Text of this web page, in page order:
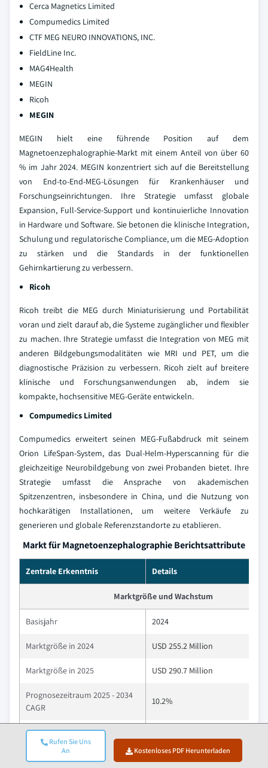
Rufen Sie Uns
An
Kostenloses PDF Herunterladen
Cerca Magnetics Limited
Compumedics Limited
CTF MEG NEURO INNOVATIONS, INC.
FieldLine Inc.
MAG4Health
MEGIN
Ricoh
MEGIN
MEGIN hielt eine führende Position auf dem
Magnetoenzephalographie-Markt mit einem Anteil von über 60
% im Jahr 2024. MEGIN konzentriert sich auf die Bereitstellung
von End-to-End-MEG-Lösungen für Krankenhäuser und
Forschungseinrichtungen. Ihre Strategie umfasst globale
Expansion, Full-Service-Support und kontinuierliche Innovation
in Hardware und Software. Sie betonen die klinische Integration,
Schulung und regulatorische Compliance, um die MEG-Adoption
zu stärken und die Standards in der funktionellen
Gehirnkartierung zu verbessern.
Ricoh
Ricoh treibt die MEG durch Miniaturisierung und Portabilität
voran und zielt darauf ab, die Systeme zugänglicher und flexibler
zu machen. Ihre Strategie umfasst die Integration von MEG mit
anderen Bildgebungsmodalitäten wie MRI und PET, um die
diagnostische Präzision zu verbessern. Ricoh zielt auf breitere
klinische und Forschungsanwendungen ab, indem sie
kompakte, hochsensitive MEG-Geräte entwickeln.
Compumedics Limited
Compumedics erweitert seinen MEG-Fußabdruck mit seinem
Orion LifeSpan-System, das Dual-Helm-Hyperscanning für die
gleichzeitige Neurobildgebung von zwei Probanden bietet. Ihre
Strategie umfasst die Ansprache von akademischen
Spitzenzentren, insbesondere in China, und die Nutzung von
hochkarätigen Installationen, um weitere Verkäufe zu
generieren und globale Referenzstandorte zu etablieren.
Markt für Magnetoenzephalographie Berichtsattribute
Zentrale Erkenntnis Details
Marktgröße und Wachstum
Basisjahr 2024
Marktgröße in 2024 USD 255.2 Million
Marktgröße in 2025 USD 290.7 Million
Prognosezeitraum 2025 - 2034
CAGR
10.2%
Marktgröße in 2034
Wichtige Markttrends